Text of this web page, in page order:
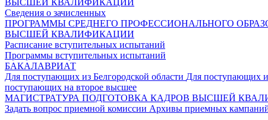
Сведения о зачисленных
ПРОГРАММЫ СРЕДНЕГО ПРОФЕССИОНАЛЬНОГО
ВЫСШЕЙ КВАЛИФИКАЦИИ
Расписание вступительных испытаний
Программы вступительных испытаний
БАКАЛАВРИАТ
Для поступающих из Белгородской области Для поступающих
поступающих на второе высшее
МАГИСТРАТУРА ПОДГОТОВКА КАДРОВ ВЫСШЕЙ
Задать вопрос приемной комиссии Архивы приемных